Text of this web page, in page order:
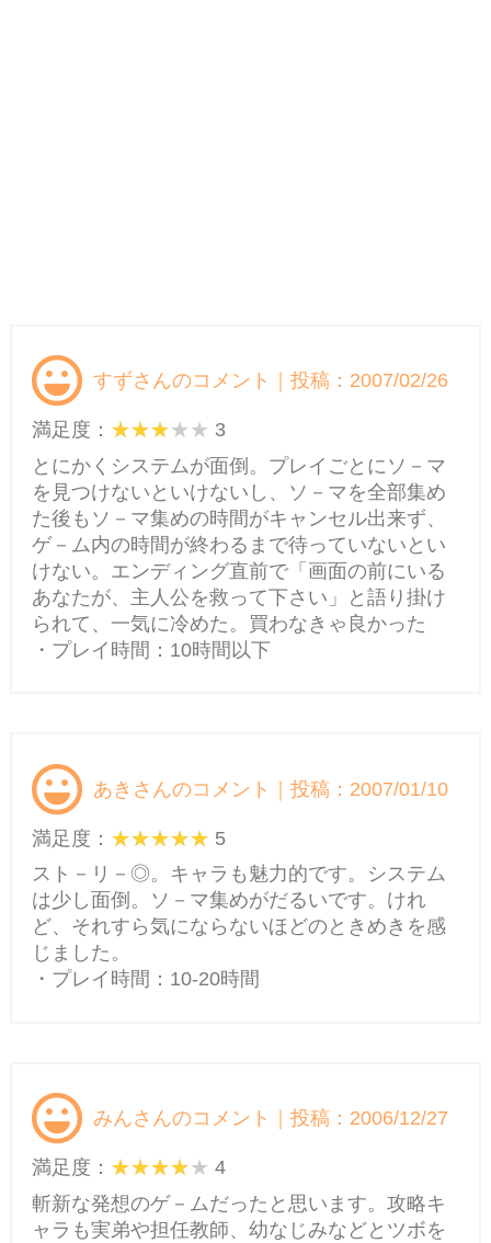
すずさんのコメント｜投稿：2007/02/26
満足度：
3
とにかくシステムが面倒。プレイごとにソ－マ
を見つけないといけないし、ソ－マを全部集め
た後もソ－マ集めの時間がキャンセル出来ず、
ゲ－ム内の時間が終わるまで待っていないとい
けない。エンディング直前で「画面の前にいる
あなたが、主人公を救って下さい」と語り掛け
られて、一気に冷めた。買わなきゃ良かった
・プレイ時間：10時間以下
あきさんのコメント｜投稿：2007/01/10
満足度：
5
スト－リ－◎。キャラも魅力的です。システム
は少し面倒。ソ－マ集めがだるいです。けれ
ど、それすら気にならないほどのときめきを感
じました。
・プレイ時間：10-20時間
みんさんのコメント｜投稿：2006/12/27
満足度：
4
斬新な発想のゲ－ムだったと思います。攻略キ
ャラも実弟や担任教師、幼なじみなどとツボを